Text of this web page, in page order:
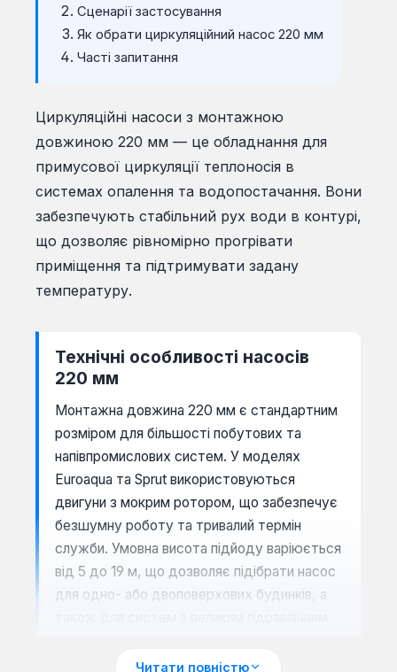
Сценарії застосування
Як обрати циркуляційний насос 220 мм
Часті запитання
Циркуляційні насоси з монтажною
довжиною 220 мм — це обладнання для
примусової циркуляції теплоносія в
системах опалення та водопостачання. Вони
забезпечують стабільний рух води в контурі,
що дозволяє рівномірно прогрівати
приміщення та підтримувати задану
температуру.
Технічні особливості насосів
220 мм
Монтажна довжина 220 мм є стандартним
розміром для більшості побутових та
напівпромислових систем. У моделях
Euroaqua та Sprut використовуються
двигуни з мокрим ротором, що забезпечує
безшумну роботу та тривалий термін
служби. Умовна висота підйоду варіюється
від 5 до 19 м, що дозволяє підібрати насос
для одно- або двоповерхових будинків, а
Читати повністю